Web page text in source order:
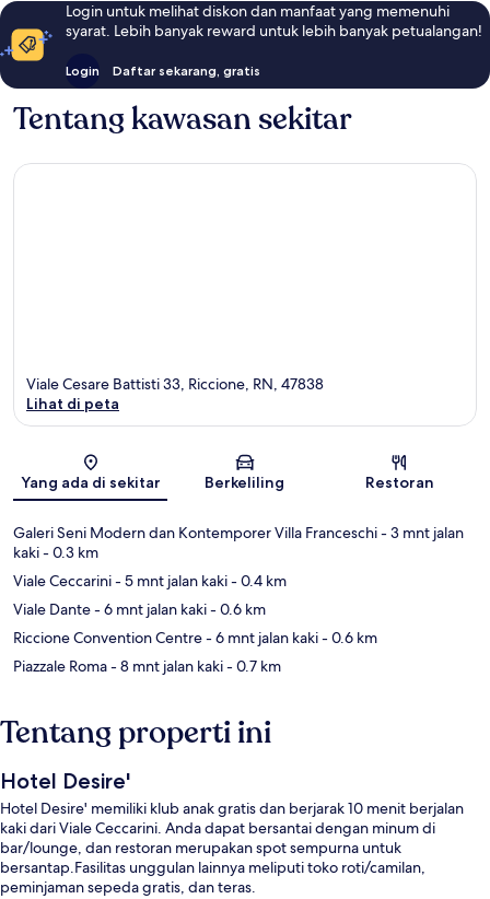
Login untuk melihat diskon dan manfaat yang memenuhi
syarat. Lebih banyak reward untuk lebih banyak petualangan!
Login Daftar sekarang, gratis
Tentang kawasan sekitar
Peta
Viale Cesare Battisti 33, Riccione, RN, 47838
Lihat di peta
Yang ada di sekitar Berkeliling Restoran
Galeri Seni Modern dan Kontemporer Villa Franceschi- 3 mnt jalan
kaki- 0.3 km
Viale Ceccarini- 5 mnt jalan kaki- 0.4 km
Viale Dante- 6 mnt jalan kaki- 0.6 km
Riccione Convention Centre- 6 mnt jalan kaki- 0.6 km
Piazzale Roma- 8 mnt jalan kaki- 0.7 km
Tentang properti ini
Hotel Desire'
Hotel Desire' memiliki klub anak gratis dan berjarak 10 menit berjalan
kaki dari Viale Ceccarini. Anda dapat bersantai dengan minum di
bar/lounge, dan restoran merupakan spot sempurna untuk
bersantap.Fasilitas unggulan lainnya meliputi toko roti/camilan,
peminjaman sepeda gratis, dan teras.